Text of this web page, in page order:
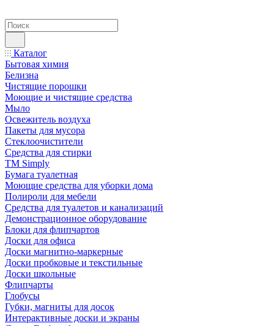
Каталог
Бытовая химия
Белизна
Чистящие порошки
Моющие и чистящие средства
Мыло
Освежитель воздуха
Пакеты для мусора
Стеклоочистители
Средства для стирки
TM Simply
Бумага туалетная
Моющие средства для уборки дома
Полироли для мебели
Средства для туалетов и канализаций
Демонстрационное оборудование
Блоки для флипчартов
Доски для офиса
Доски магнитно-маркерные
Доски пробковые и текстильные
Доски школьные
Флипчарты
Глобусы
Губки, магниты для досок
Интерактивные доски и экраны